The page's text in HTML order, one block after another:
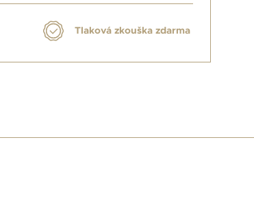
Tlaková zkouška zdarma